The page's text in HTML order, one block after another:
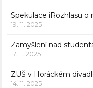
Spekulace iRozhlasu o
19. 11. 2025
Zamyšlení nad
17. 11. 2025
ZUŠ v Horáckém
14. 11. 2025